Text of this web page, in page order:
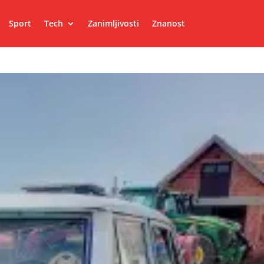
Sport Tech Zanimljivosti Znanost